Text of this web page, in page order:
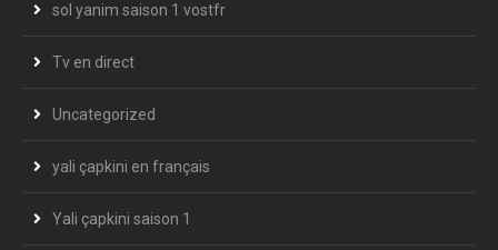
sol yanim saison 1 vostfr
Tv en direct
Uncategorized
yali çapkini en français
Yali çapkini saison 1